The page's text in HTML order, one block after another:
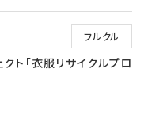
フルクル
ト「衣服リサイクルプロ